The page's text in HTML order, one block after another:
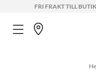
FRI FRAKT TILL